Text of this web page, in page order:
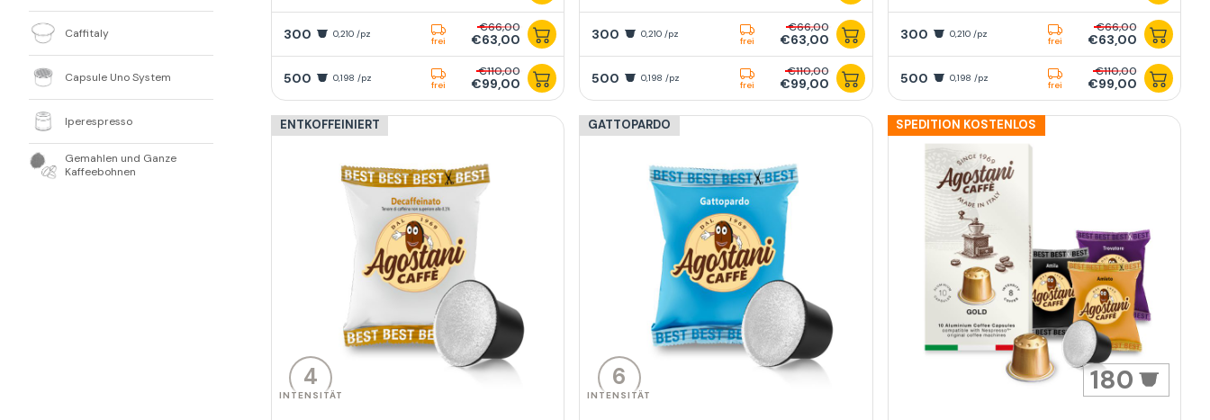
Caffitaly
Capsule Uno System
Iperespresso
Gemahlen und Ganze
Kaffeebohnen
300 0,210 /pz
frei
€66,00
€63,00
500 0,198 /pz
frei
€110,00
€99,00
300 0,210 /pz
frei
€66,00
€63,00
500 0,198 /pz
frei
€110,00
€99,00
300 0,210 /pz
frei
€66,00
€63,00
500 0,198 /pz
frei
€110,00
€99,00
ENTKOFFEINIERT
4
INTENSITÄT
GATTOPARDO
6
INTENSITÄT
SPEDITION KOSTENLOS
180